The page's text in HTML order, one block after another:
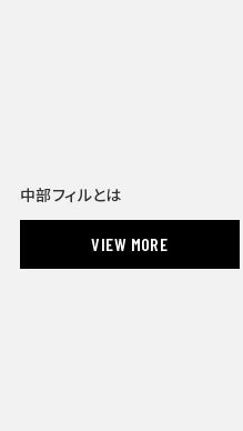
中部フィルとは
VIEW MORE